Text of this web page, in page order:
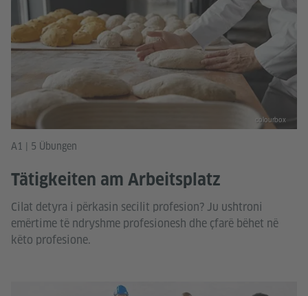
A1 | 5 Übungen
Tätigkeiten am Arbeitsplatz
Cilat detyra i përkasin secilit profesion? Ju ushtroni
emërtime të ndryshme profesionesh dhe çfarë bëhet në
këto profesione.
colourbox